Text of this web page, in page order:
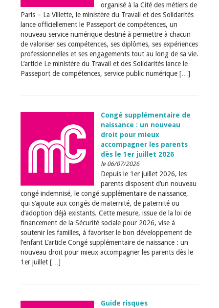
organisé à la Cité des métiers de
Paris – La Villette, le ministère du Travail et des Solidarités
lance officiellement le Passeport de compétences, un
nouveau service numérique destiné à permettre à chacun
de valoriser ses compétences, ses diplômes, ses expériences
professionnelles et ses engagements tout au long de sa vie.
L’article Le ministère du Travail et des Solidarités lance le
Passeport de compétences, service public numérique […]
Congé supplémentaire de
naissance : un nouveau
droit pour mieux
accompagner les parents
dès le 1er juillet 2026
le 06/07/2026
Depuis le 1er juillet 2026, les
parents disposent d’un nouveau
congé indemnisé, le congé supplémentaire de naissance,
qui s’ajoute aux congés de maternité, de paternité ou
d’adoption déjà existants. Cette mesure, issue de la loi de
financement de la Sécurité sociale pour 2026, vise à
soutenir les familles, à favoriser le bon développement de
l’enfant L’article Congé supplémentaire de naissance : un
nouveau droit pour mieux accompagner les parents dès le
1er juillet […]
Guide risques